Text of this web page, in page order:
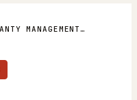
BC WARRANTY MANAGEMENT PRESENTA TESTOK, SU SERVICIO DE ASISTENCIA TÉCNICA PARA MÁQUINAS